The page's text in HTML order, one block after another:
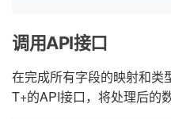
调用API接口
在完成所有字段的映射和类
T+的API接口，将处理后的